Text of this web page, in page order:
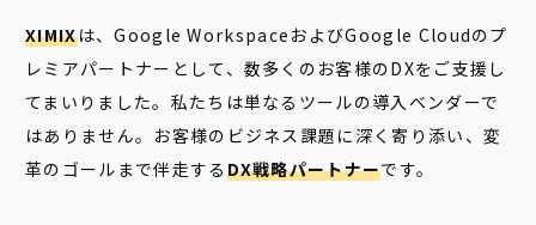
XIMIXは、Google WorkspaceおよびGoogle Cloudのプ
レミアパートナーとして、数多くのお客様のDXをご支援し
てまいりました。私たちは単なるツールの導入ベンダーで
はありません。お客様のビジネス課題に深く寄り添い、変
革のゴールまで伴走する DX戦略パートナーです。